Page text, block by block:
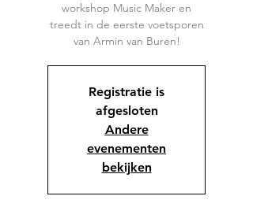
workshop Music Maker en
treedt in de eerste voetsporen
van Armin van Buren!
Registratie is
afgesloten
Andere
evenementen
bekijken